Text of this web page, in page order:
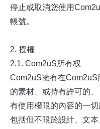
停止或取消您使用
帳號。
2. 授權
2.1. Com2uS所有权
Com2uS擁有在
的素材、或持有許可的、
有使用權限的內容的一切
包括但不限於設計、文本